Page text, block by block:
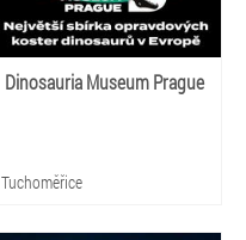
Dinosauria Museum Prague
Tuchoměřice